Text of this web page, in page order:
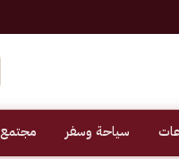
سياحة وسفر مجتمع